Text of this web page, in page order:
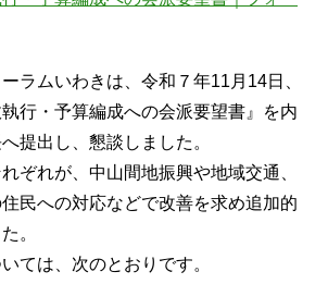
ラムいわきは、令和７年11月14日、
執行・予算編成への会派要望書』を内
提出し、懇談しました。
ぞれが、中山間地振興や地域交通、
民への対応などで改善を求め追加的
。
ては、次のとおりです。